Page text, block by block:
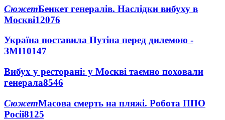
СюжетБенкет генералів. Наслідки вибуху в
Москві12076
Україна поставила Путіна перед дилемою -
ЗМІ10147
Вибух у ресторані: у Москві таємно поховали
генерала8546
СюжетМасова смерть на пляжі. Робота ППО
Росії8125